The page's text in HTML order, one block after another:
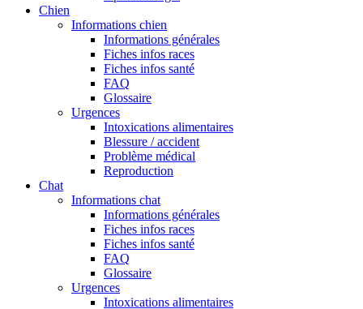
Chien
Informations chien
Informations générales
Fiches infos races
Fiches infos santé
FAQ
Glossaire
Urgences
Intoxications alimentaires
Blessure / accident
Problème médical
Reproduction
Chat
Informations chat
Informations générales
Fiches infos races
Fiches infos santé
FAQ
Glossaire
Urgences
Intoxications alimentaires